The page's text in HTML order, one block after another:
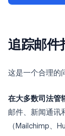
追踪邮件
这是一个合理的
在大多数司法管
邮件、新闻通讯
（Mailchimp、